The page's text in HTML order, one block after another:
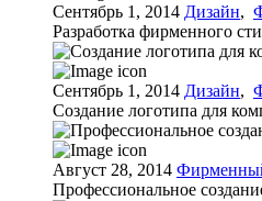
Сентябрь 1, 2014 Дизайн,
Разработка фирменного
Сентябрь 1, 2014 Дизайн,
Создание логотипа для
Август 28, 2014
Профессиональное